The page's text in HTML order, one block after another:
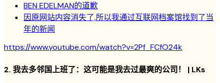
BEN EDELMAN的道歉
因原网站内容消失了,所以我通过互联网档案馆找到了当
年的新闻
https://www.youtube.com/watch?v=2Pf_FCfO24k
2. 我去多邻国上班了：这可能是我去过最爽的公司！ | LKs